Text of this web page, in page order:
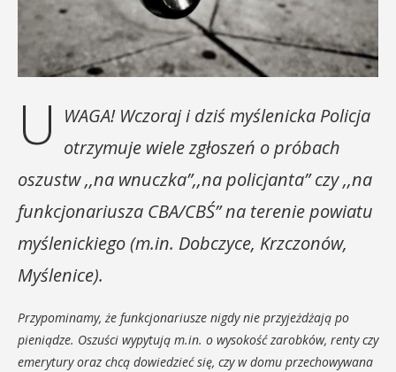
U WAGA! Wczoraj i dziś myślenicka Policja
otrzymuje wiele zgłoszeń o próbach
oszustw ,,na wnuczka”,,na policjanta” czy ,,na
funkcjonariusza CBA/CBŚ” na terenie powiatu
myślenickiego (m.in. Dobczyce, Krzczonów,
Myślenice).
Przypominamy, że funkcjonariusze nigdy nie przyjeżdżają po
pieniądze. Oszuści wypytują m.in. o wysokość zarobków, renty czy
emerytury oraz chcą dowiedzieć się, czy w domu przechowywana